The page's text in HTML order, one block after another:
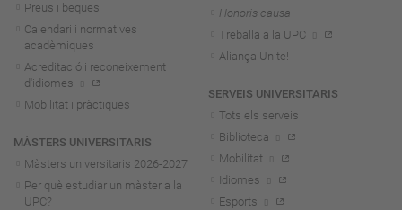
Preus i beques
Calendari i normatives
acadèmiques
Acreditació i reconeixement
d'idiomes
Mobilitat i pràctiques
MÀSTERS UNIVERSITARIS
Màsters universitaris 2026-2027
Per què estudiar un màster a la
UPC?
Honoris causa
Treballa a la UPC
Aliança Unite!
SERVEIS UNIVERSITARIS
Tots els serveis
Biblioteca
Mobilitat
Idiomes
Esports